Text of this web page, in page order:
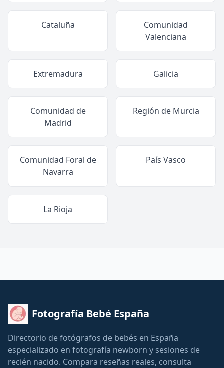
Cataluña
Comunidad
Valenciana
Extremadura Galicia
Comunidad de
Madrid
Región de Murcia
Comunidad Foral de
Navarra
País Vasco
La Rioja
Fotografía Bebé España
Directorio de fotógrafos de bebés en España
especializado en fotografía newborn y sesiones de
recién nacido. Compara reseñas reales, consulta